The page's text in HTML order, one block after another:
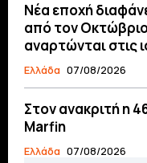
Νέα εποχή
από τον Οκτώβριο
αναρτώνται στις
Ελλάδα 07/08/2026
Στον ανακριτή η
Marfin
Ελλάδα 07/08/2026